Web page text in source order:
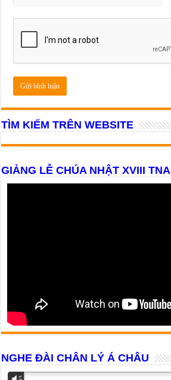
TÌM KIẾM TRÊN WEBSITE
GIẢNG LỄ CHÚA NHẬT XVIII TNA
NGHE ĐÀI CHÂN LÝ Á CHÂU
Trình